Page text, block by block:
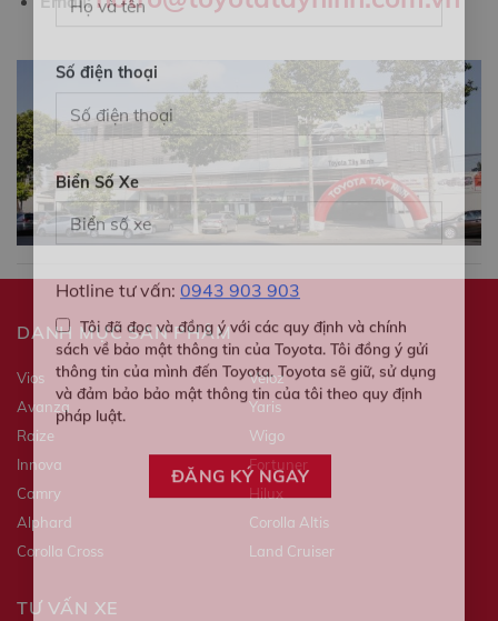
Số điện thoại
Biển Số Xe
Tôi đã đọc và đồng ý với các quy định và chính
sách về bảo mật thông tin của Toyota. Tôi đồng ý gửi
thông tin của mình đến Toyota. Toyota sẽ giữ, sử dụng
và đảm bảo bảo mật thông tin của tôi theo quy định
DANH MỤC SẢN PHẨM
Vios
Veloz
Avanza
Yaris
Raize
Wigo
Innova
Fortuner
Camry
Hilux
Alphard
Corolla Altis
Corolla Cross
Land Cruiser
TƯ VẤN XE